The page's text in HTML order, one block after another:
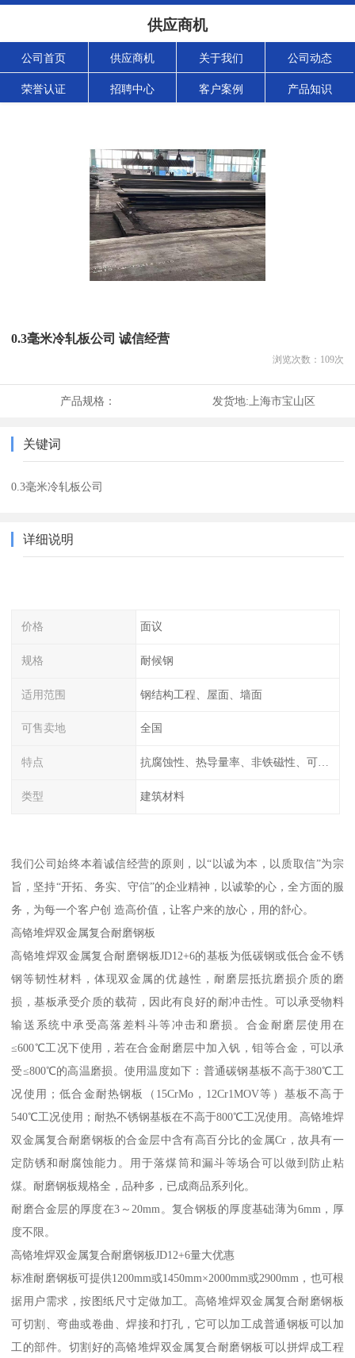
供应商机
公司首页 供应商机 关于我们 公司动态
荣誉认证 招聘中心 客户案例 产品知识
0.3毫米冷轧板公司 诚信经营
浏览次数： 109次
产品规格： 发货地: 上海市宝山区
关键词
0.3毫米冷轧板公司
详细说明
价格 面议
规格 耐候钢
适用范围 钢结构工程、屋面、墙面
可售卖地 全国
特点 抗腐蚀性、热导量率、非铁磁性、可加工性、可成形性、回收性
类型 建筑材料
我们公司始终本着诚信经营的原则，以“以诚为本，以质取信”为宗
旨，坚持“开拓、务实、守信”的企业精神，以诚挚的心，全方面的服
务，为每一个客户创 造高价值，让客户来的放心，用的舒心。
高铬堆焊双金属复合耐磨钢板
高铬堆焊双金属复合耐磨钢板JD12+6的基板为低碳钢或低合金不锈
钢等韧性材料，体现双金属的优越性，耐磨层抵抗磨损介质的磨
损，基板承受介质的载荷，因此有良好的耐冲击性。可以承受物料
输送系统中承受高落差料斗等冲击和磨损。合金耐磨层使用在
≤600℃工况下使用，若在合金耐磨层中加入钒，钼等合金，可以承
受≤800℃的高温磨损。使用温度如下：普通碳钢基板不高于380℃工
况使用；低合金耐热钢板（15CrMo，12Cr1MOV等）基板不高于
540℃工况使用；耐热不锈钢基板在不高于800℃工况使用。高铬堆焊
双金属复合耐磨钢板的合金层中含有高百分比的金属Cr，故具有一
定防锈和耐腐蚀能力。用于落煤筒和漏斗等场合可以做到防止粘
煤。耐磨钢板规格全，品种多，已成商品系列化。
耐磨合金层的厚度在3～20mm。复合钢板的厚度基础薄为6mm，厚
度不限。
高铬堆焊双金属复合耐磨钢板JD12+6量大优惠
标准耐磨钢板可提供1200mm或1450mm×2000mm或2900mm，也可根
据用户需求，按图纸尺寸定做加工。高铬堆焊双金属复合耐磨钢板
可切割、弯曲或卷曲、焊接和打孔，它可以加工成普通钢板可以加
工的部件。切割好的高铬堆焊双金属复合耐磨钢板可以拼焊成工程